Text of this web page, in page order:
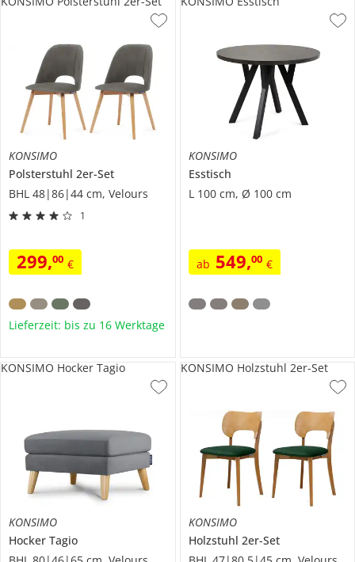
KONSIMO
Polsterstuhl 2er-Set
BHL 48|86|44 cm, Velours
1
299,00 €
Lieferzeit: bis zu 16 Werktage
KONSIMO
Esstisch
L 100 cm, Ø 100 cm
ab 549,00 €
KONSIMO
Hocker Tagio
KONSIMO Hocker Tagio
KONSIMO
Holzstuhl 2er-Set
KONSIMO Holzstuhl 2er-Set